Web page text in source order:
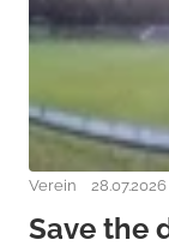
Verein 28.07.2026
Save the